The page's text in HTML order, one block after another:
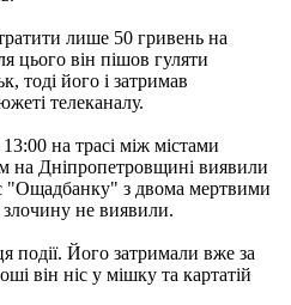
лише 50 гривень на
цього він пішов гуляти
тоді його і затримав
телеканалу.
на трасі між містами
на Дніпропетровщині виявили
"Ощадбанку" з двома мертвими
не виявили.
події. Його затримали вже за
він ніс у мішку та картатій